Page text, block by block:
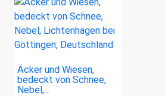
Äcker und Wiesen,
bedeckt von Schnee,
Nebel,…